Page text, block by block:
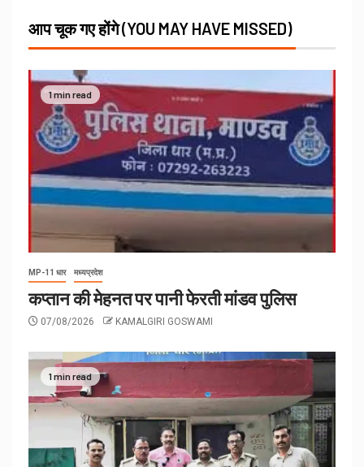
आप चूक गए होंगे (YOU MAY HAVE MISSED)
1 min read
MP-11 धार मध्यप्रदेश
कप्तान की मेहनत पर पानी फेरती मांडव पुलिस
07/08/2026 KAMALGIRI GOSWAMI
1 min read